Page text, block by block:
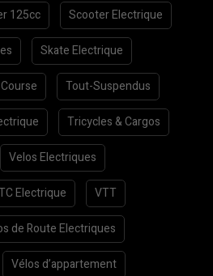
125cc Scooter Electrique
Skate Electrique
Tout-Suspendus
Tricycles & Cargos
Velos Electriques
Electrique VTT
de Route Electriques
Vélos d’appartement